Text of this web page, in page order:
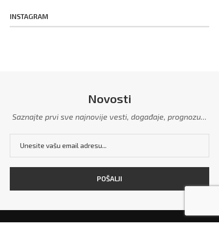
INSTAGRAM
Novosti
Saznajte prvi sve najnovije vesti, događaje, prognozu...